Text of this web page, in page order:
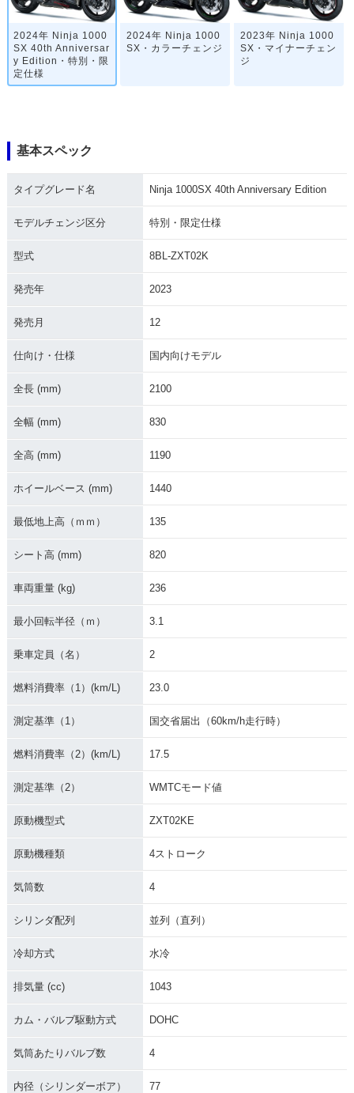
2024年 Ninja 1000
SX 40th Anniversar
y Edition・特別・限
定仕様
2024年 Ninja 1000
SX・カラーチェンジ
2023年 Ninja 1000
SX・マイナーチェン
ジ
2022年 Ninja 1000
2021年 Ninja 1000
2020年 Ninja 1000
2020年 Ninja 1000
基本スペック
タイプグレード名 Ninja 1000SX 40th Anniversary Edition
モデルチェンジ区分 特別・限定仕様
型式 8BL-ZXT02K
発売年 2023
発売月 12
仕向け・仕様 国内向けモデル
全長 (mm) 2100
全幅 (mm) 830
全高 (mm) 1190
ホイールベース (mm) 1440
最低地上高（ｍｍ） 135
シート高 (mm) 820
車両重量 (kg) 236
最小回転半径（ｍ） 3.1
乗車定員（名） 2
燃料消費率（1）(km/L) 23.0
測定基準（1） 国交省届出（60km/h走行時）
燃料消費率（2）(km/L) 17.5
測定基準（2） WMTCモード値
原動機型式 ZXT02KE
原動機種類 4ストローク
気筒数 4
シリンダ配列 並列（直列）
冷却方式 水冷
排気量 (cc) 1043
カム・バルブ駆動方式 DOHC
気筒あたりバルブ数 4
内径（シリンダーボア）
77